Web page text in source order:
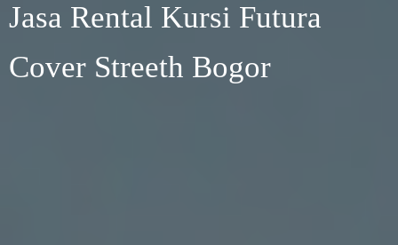
Jasa Rental Kursi Futura
Cover Streeth Bogor